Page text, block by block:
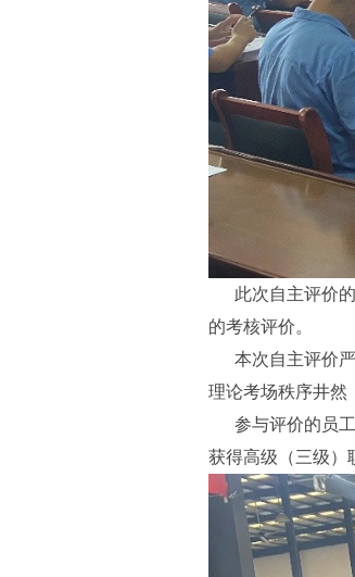
此次自主评价的
的考核评价。
本次自主评价严
理论考场秩序井然
参与评价的员工
获得高级（三级）